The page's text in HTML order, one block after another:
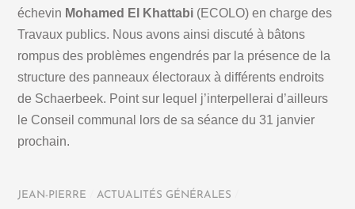
échevin Mohamed El Khattabi (ECOLO) en charge des
Travaux publics. Nous avons ainsi discuté à bâtons
rompus des problèmes engendrés par la présence de la
structure des panneaux électoraux à différents endroits
de Schaerbeek. Point sur lequel j’interpellerai d’ailleurs
le Conseil communal lors de sa séance du 31 janvier
prochain.
JEAN-PIERRE ACTUALITÉS GÉNÉRALES